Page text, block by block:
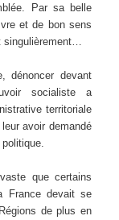
Par sa belle
et de bon sens
dénoncer devant
socialiste a
territoriale
avoir demandé
que certains
France devait se
de plus en